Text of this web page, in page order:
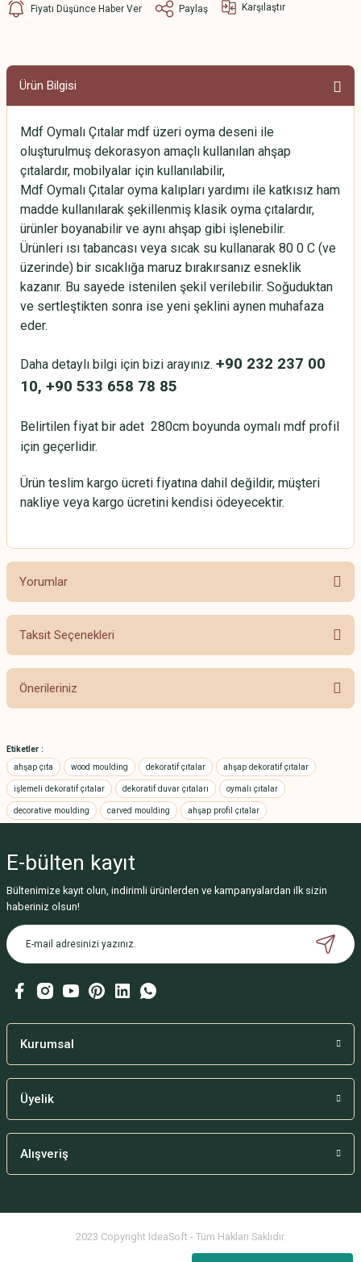
Fiyatı Düşünce Haber Ver Paylaş Karşılaştır
Ürün Bilgisi
Mdf Oymalı Çıtalar mdf üzeri oyma deseni ile
oluşturulmuş dekorasyon amaçlı kullanılan ahşap
çıtalardır, mobilyalar için kullanılabilir,
Mdf Oymalı Çıtalar oyma kalıpları yardımı ile katkısız ham
madde kullanılarak şekillenmiş klasik oyma çıtalardır,
ürünler boyanabilir ve aynı ahşap gibi işlenebilir.
Ürünleri ısı tabancası veya sıcak su kullanarak 80 0 C (ve
üzerinde) bir sıcaklığa maruz bırakırsanız esneklik
kazanır. Bu sayede istenilen şekil verilebilir. Soğuduktan
ve sertleştikten sonra ise yeni şeklini aynen muhafaza
eder.
Daha detaylı bilgi için bizi arayınız. +90 232 237 00
10, +90 533 658 78 85
Belirtilen fiyat bir adet 280cm boyunda oymalı mdf profil
için geçerlidir.
Ürün teslim kargo ücreti fiyatına dahil değildir, müşteri
nakliye veya kargo ücretini kendisi ödeyecektir.
Yorumlar
Bu ürüne ilk yorumu siz yapın!
Taksit Seçenekleri
Önerileriniz
yetersiz gördüğünüz noktaları öneri formunu kullanarak tarafımıza
iletebilirsiniz.
Görüş ve önerileriniz için teşekkür ederiz.
Ürün resmi kalitesiz, bozuk veya görüntülenemiyor.
Ürün bilgilerinde hatalar bulunuyor.
Ürün fiyatı diğer sitelerden daha pahalı.
Bu ürüne benzer farklı alternatifler olmalı.
Etiketler :
ahşap çıta
wood moulding dekoratif çıtalar ahşap dekoratif çıtalar
işlemeli dekoratif çıtalar dekoratif duvar çıtaları oymalı çıtalar
decorative moulding carved moulding ahşap profil çıtalar
E-bülten kayıt
Bültenimize kayıt olun, indirimli ürünlerden ve kampanyalardan ilk sizin
haberiniz olsun!
Kurumsal
Üyelik
Alışveriş
2023 Copyright IdeaSoft - Tüm Hakları Saklıdır.